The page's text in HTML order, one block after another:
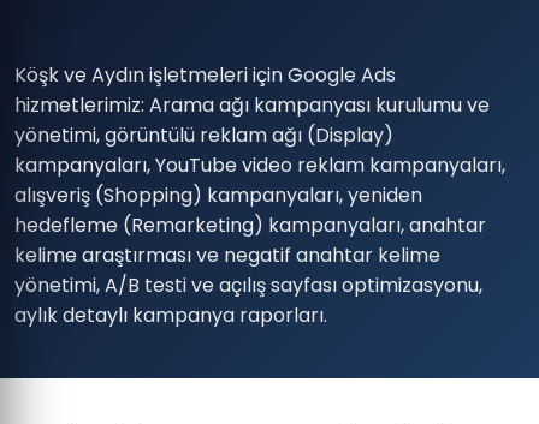
Köşk ve Aydın işletmeleri için Google Ads
hizmetlerimiz: Arama ağı kampanyası kurulumu ve
yönetimi, görüntülü reklam ağı (Display)
kampanyaları, YouTube video reklam kampanyaları,
alışveriş (Shopping) kampanyaları, yeniden
hedefleme (Remarketing) kampanyaları, anahtar
kelime araştırması ve negatif anahtar kelime
yönetimi, A/B testi ve açılış sayfası optimizasyonu,
aylık detaylı kampanya raporları.